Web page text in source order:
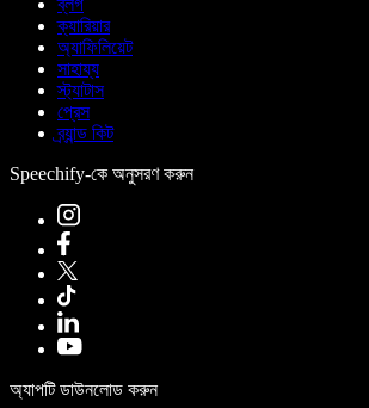
ব্লগ
ক্যারিয়ার
অ্যাফিলিয়েট
সাহায্য
স্ট্যাটাস
প্রেস
ব্র্যান্ড কিট
Speechify-কে অনুসরণ করুন
অ্যাপটি ডাউনলোড করুন